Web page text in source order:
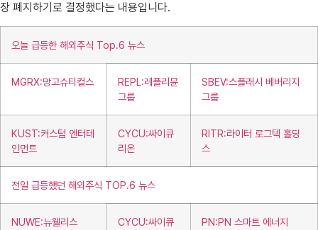
장 폐지하기로 결정했다는 내용입니다.
오늘 급등한 해외주식 Top.6 뉴스
MGRX:망고슈티컬스
REPL:레플리뮨
그룹
SBEV:스플래시 베버리지
그룹
KUST:커스텀 엔터테
인먼트
CYCU:싸이큐
리온
RITR:라이터 로그텍 홀딩
스
전일 급등했던 해외주식 TOP.6 뉴스
NUWE:뉴웰리스
CYCU:싸이큐
PN:PN 스마트 에너지